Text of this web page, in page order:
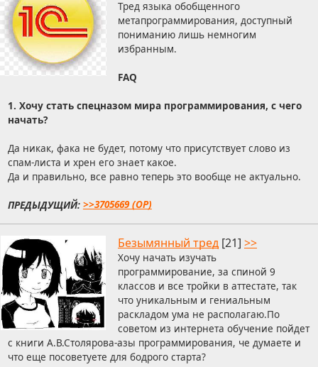
Тред языка обобщенного
метапрограммирования, доступный
пониманию лишь немногим
избранным.
FAQ
1. Хочу стать спецназом мира программирования, с чего
начать?
Да никак, фака не будет, потому что присутствует слово из
спам-листа и хрен его знает какое.
Да и правильно, все равно теперь это вообще не актуально.
ПРЕДЫДУЩИЙ: >>3705669 (OP)
Безымянный тред [21] >>
Хочу начать изучать
программирование, за спиной 9
классов и все тройки в аттестате, так
что уникальным и гениальным
раскладом ума не располагаю.По
советом из интернета обучение пойдет
с книги А.В.Столярова-азы программирования, че думаете и
что еще посоветуете для бодрого старта?